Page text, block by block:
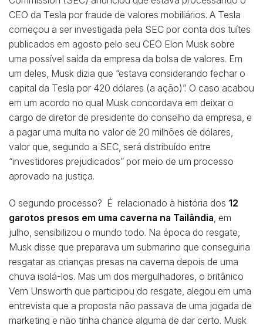
CEO da Tesla por fraude de valores mobiliários. A Tesla
começou a ser investigada pela SEC por conta dos tuítes
publicados em agosto pelo seu CEO Elon Musk sobre
uma possível saída da empresa da bolsa de valores. Em
um deles, Musk dizia que “estava considerando fechar o
capital da Tesla por 420 dólares (a ação)”. O caso acabou
em um acordo no qual Musk concordava em deixar o
cargo de diretor de presidente do conselho da empresa, e
a pagar uma multa no valor de 20 milhões de dólares,
valor que, segundo a SEC, será distribuído entre
“investidores prejudicados” por meio de um processo
aprovado na justiça.
O segundo processo? É relacionado à história dos 12
garotos presos em uma caverna na Tailândia , em
julho, sensibilizou o mundo todo. Na época do resgate,
Musk disse que preparava um submarino que conseguiria
resgatar as crianças presas na caverna depois de uma
chuva isolá-los. Mas um dos mergulhadores, o britânico
Vern Unsworth que participou do resgate, alegou em uma
entrevista que a proposta não passava de uma jogada de
marketing e não tinha chance alguma de dar certo. Musk